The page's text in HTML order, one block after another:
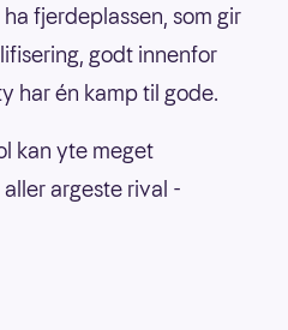
fjerdeplassen, som gir
godt innenfor
har én kamp til gode.
kan yte meget
argeste rival -